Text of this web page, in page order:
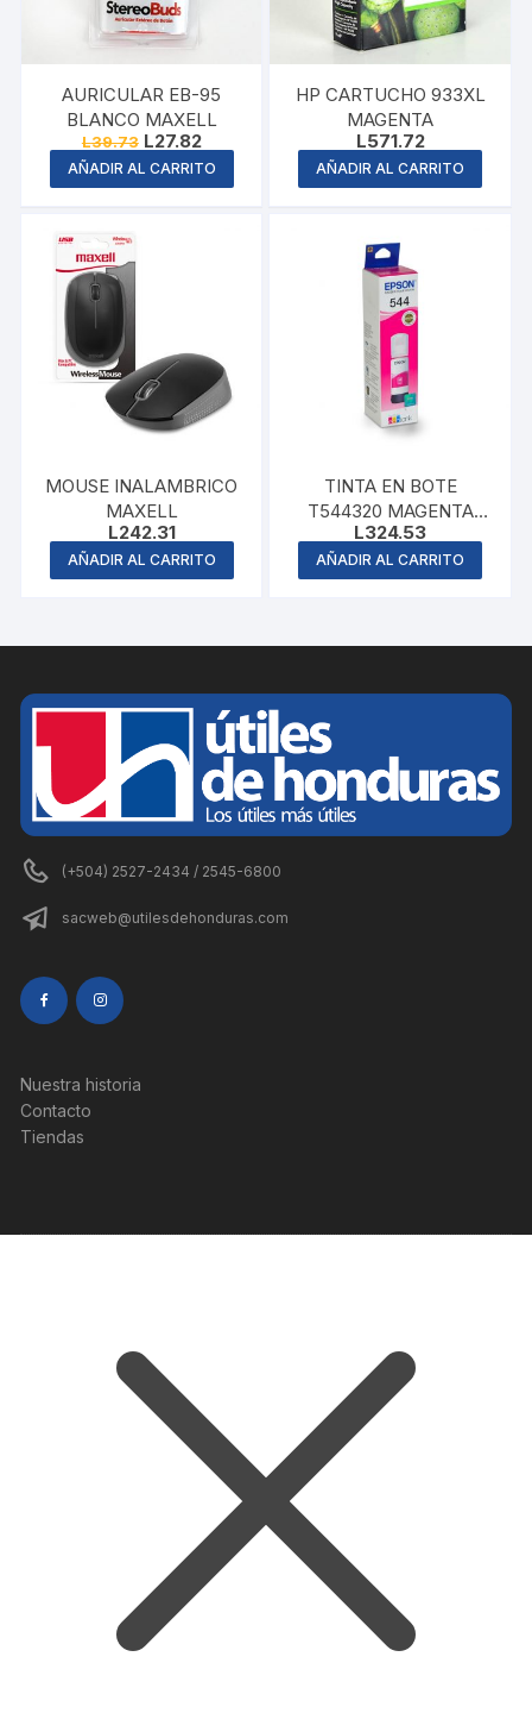
AURICULAR EB-95
BLANCO MAXELL
L39.73 Original
price
was:
L39.73.
L27.82Current
price
is:
L27.82.
AÑADIR AL CARRITO
HP CARTUCHO 933XL
MAGENTA
L571.72
AÑADIR AL CARRITO
MOUSE INALAMBRICO
MAXELL
L242.31
AÑADIR AL CARRITO
TINTA EN BOTE
T544320 MAGENTA
EPSON
L324.53
AÑADIR AL CARRITO
(+504) 2527-2434 / 2545-6800
sacweb@utilesdehonduras.com
Nuestra historia
Contacto
Tiendas